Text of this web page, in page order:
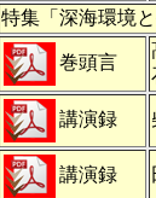
特集「深海環境と
巻頭言
講演録
講演録